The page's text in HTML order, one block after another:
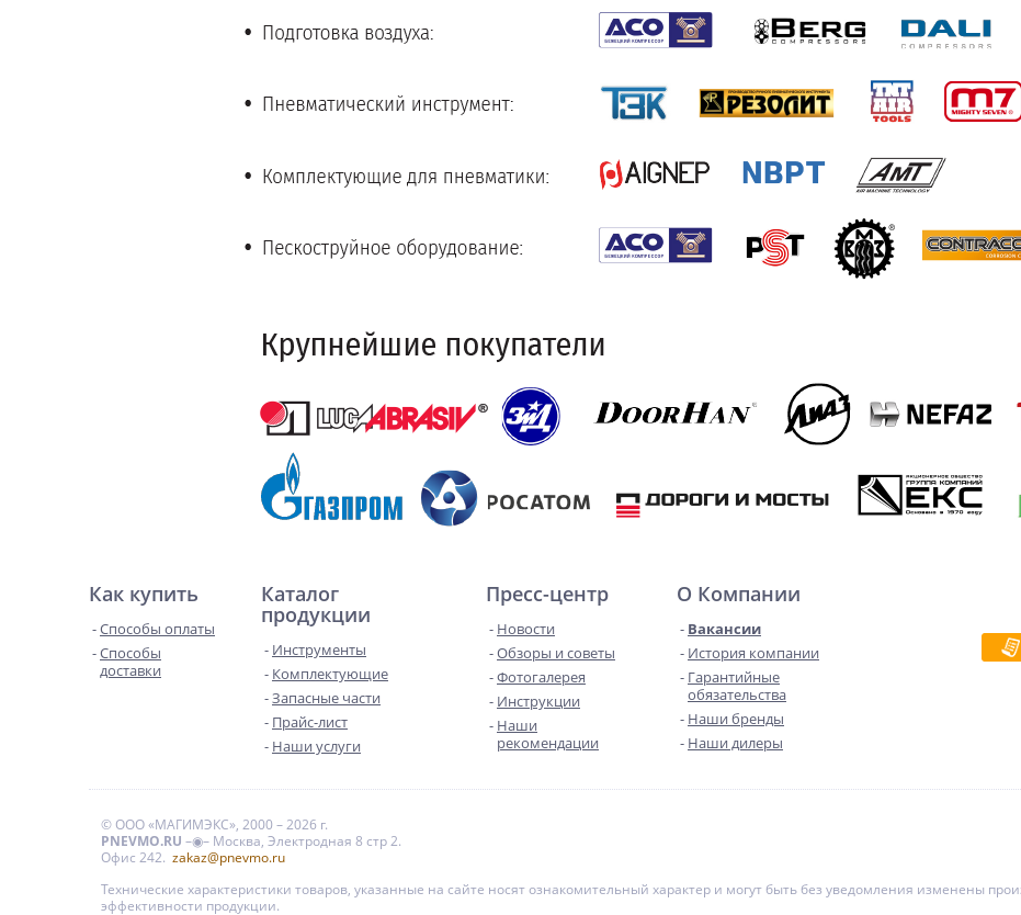
Как купить
Способы оплаты
Способы
доставки
Каталог
продукции
Инструменты
Комплектующие
Запасные части
Прайс-лист
Наши услуги
Пресс-центр
Новости
Обзоры и советы
Фотогалерея
Инструкции
Наши
рекомендации
О Компании
Вакансии
История компании
Гарантийные
обязательства
Наши бренды
Наши дилеры
© ООО «МАГИМЭКС», 2000 – 2026 г.
PNEVMO.RU –◉– Москва, Электродная 8 стр 2.
Офис 242. zakaz@pnevmo.ru
Технические характеристики товаров, указанные на сайте носят ознакомительный характер и могут быть без уведомления изменены
эффективности продукции.